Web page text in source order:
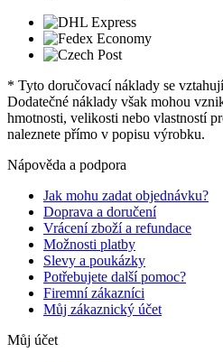
* Tyto doručovací náklady se
Dodatečné náklady však mohou
hmotnosti, velikosti nebo vlastností
naleznete přímo v popisu výrobku.
Nápověda a podpora
Jak mohu zadat objednávku?
Doprava a doručení
Vrácení zboží a refundace
Možnosti platby
Slevy a poukázky
Potřebujete další pomoc?
Firemní zákazníci
Můj zákaznický účet
Můj účet